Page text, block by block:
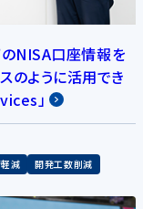
NISA口座情報を
のように活用でき
」
減 開発工数削減